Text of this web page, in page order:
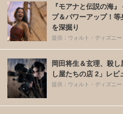
『モアナと伝説の海
プ＆パワーアップ！
を深掘り
提供：ウォルト・ディズニ
岡田将生＆玄理、殺
し屋たちの店 2」レビ
提供：ウォルト・ディズニ